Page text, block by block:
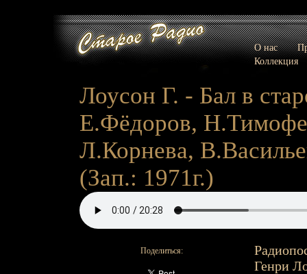
О нас
Коллекция
Лоусон Г. - Бал в
Е.Фёдоров,
Л.Корнева,
(Зап.: 1971г.)
Поделиться:
Генри